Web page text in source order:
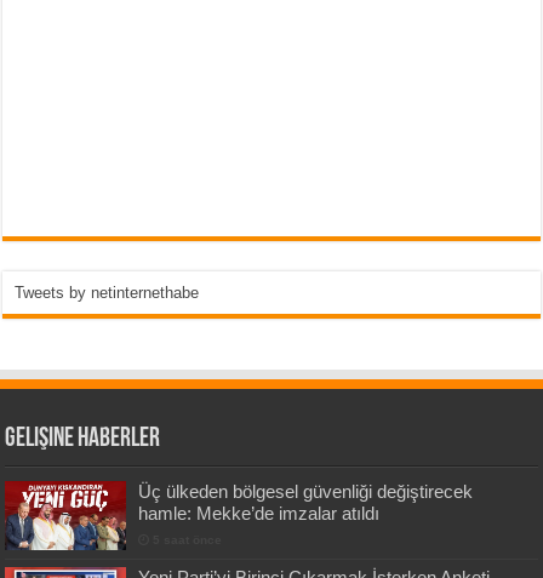
Tweets by netinternethabe
Gelişine Haberler
Üç ülkeden bölgesel güvenliği değiştirecek
hamle: Mekke’de imzalar atıldı